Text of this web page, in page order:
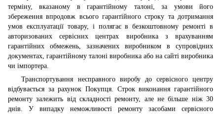
терміну, вказаному в гарантійному талоні, за умови його
збереження впродовж всього гарантійного строку та дотримання
умов експлуатації товару, і полягає в безкоштовному ремонті в
авторизованих сервісних центрах виробника з врахуванням
гарантійних обмежень, зазначених виробником в супровідних
документах, гарантійному талоні виробника або на сайті виробника
чи імпортера.
Транспортування несправного виробу до сервісного центру
відбувається за рахунок Покупця. Строк виконання гарантійного
ремонту залежить від складності ремонту, але не більше ніж 30
днів. У випадку неможливості ремонту засобами сервісного